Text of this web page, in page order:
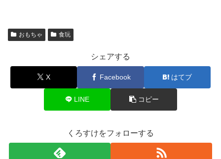
おもちゃ 食玩
シェアする
X Facebook はてブ
LINE コピー
くろすけをフォローする